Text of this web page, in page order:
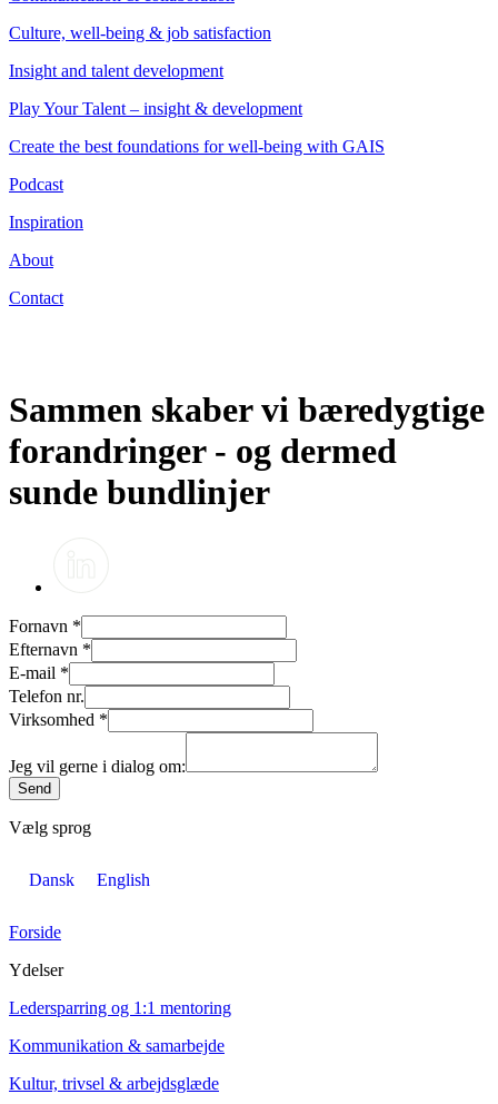
Culture, well-being & job satisfaction
Insight and talent development
Play Your Talent – insight & development
Create the best foundations for well-being with GAIS
Podcast
Inspiration
About
Contact
Sammen skaber vi bæredygtige
forandringer - og dermed
sunde bundlinjer
Fornavn *
Efternavn *
E-mail *
Telefon nr.
Virksomhed *
Jeg vil gerne i dialog om:
Send
Vælg sprog
Dansk English
Forside
Ydelser
Ledersparring og 1:1 mentoring
Kommunikation & samarbejde
Kultur, trivsel & arbejdsglæde